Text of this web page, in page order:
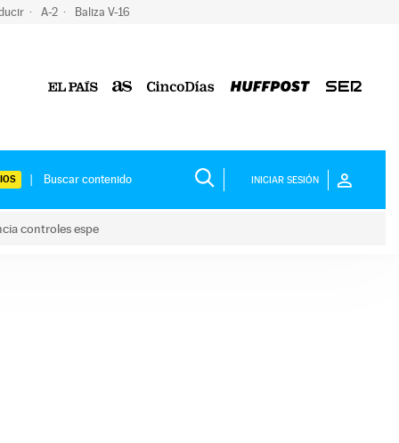
A-2 Baliza V-16
INICIAR SESIÓN
controles espe